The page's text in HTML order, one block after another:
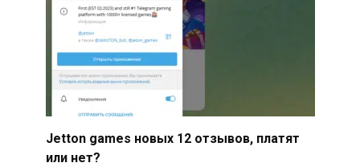
Jetton games новых 12 отзывов, платят
или нет?